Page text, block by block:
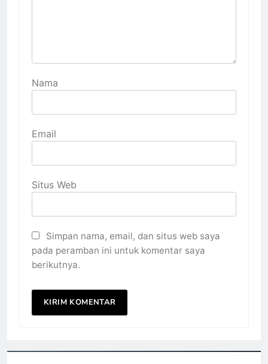
Nama
Email
Situs Web
Simpan nama, email, dan situs web saya
pada peramban ini untuk komentar saya
berikutnya.